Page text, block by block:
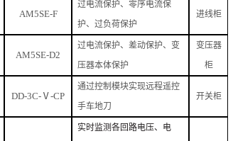
AM5SE-F
过电流保护、零序电流保
护、过负荷保护
进线柜
AM5SE-D2
过电流保护、差动保护、变
压器本体保护
变压器
柜
DD-3C-Ⅴ-CP
通过控制模块实现远程遥控
手车地刀
开关柜
实时监测各回路电压、电